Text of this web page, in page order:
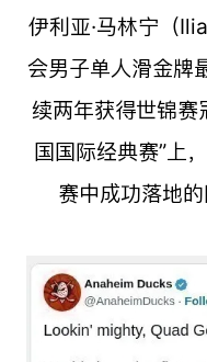
伊利亚·马林宁（
会男子单人滑金牌
续两年获得世锦
国国际经典赛”上
赛中成功落地